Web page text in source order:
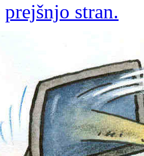
prejšnjo stran.